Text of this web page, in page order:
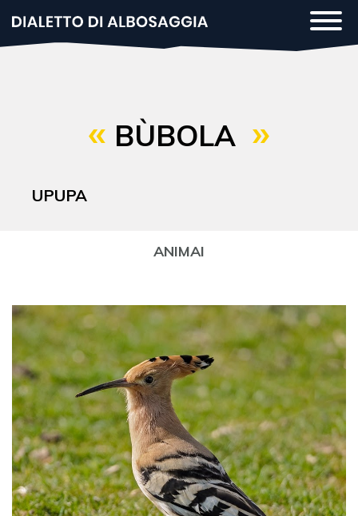
BÙBOLA
UPUPA
ANIMAI